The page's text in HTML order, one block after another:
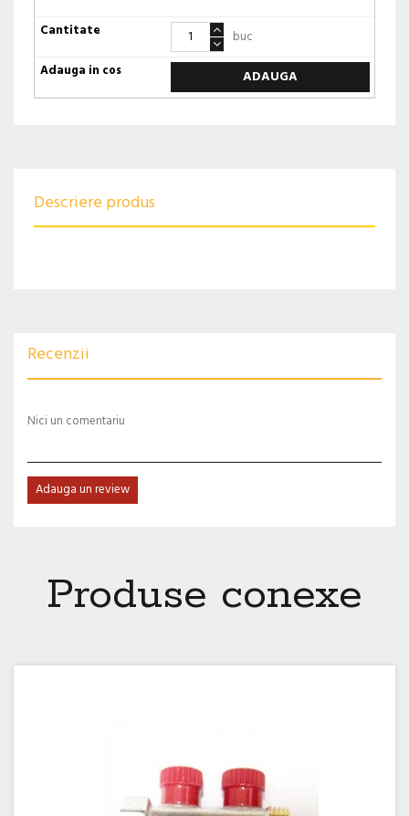
buc
ADAUGA
Descriere produs
Recenzii
Nici un comentariu
Adauga un review
Produse conexe